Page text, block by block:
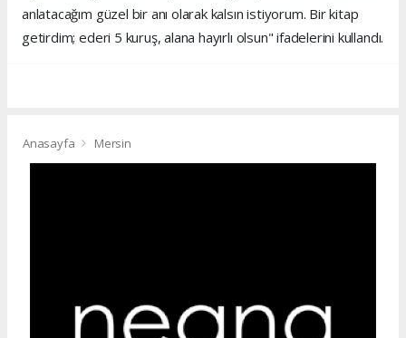
anlatacağım güzel bir anı olarak kalsın istiyorum. Bir kitap
getirdim; ederi 5 kuruş, alana hayırlı olsun" ifadelerini kullandı.
Anasayfa Mersin